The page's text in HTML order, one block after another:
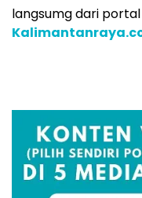
langsumg dari